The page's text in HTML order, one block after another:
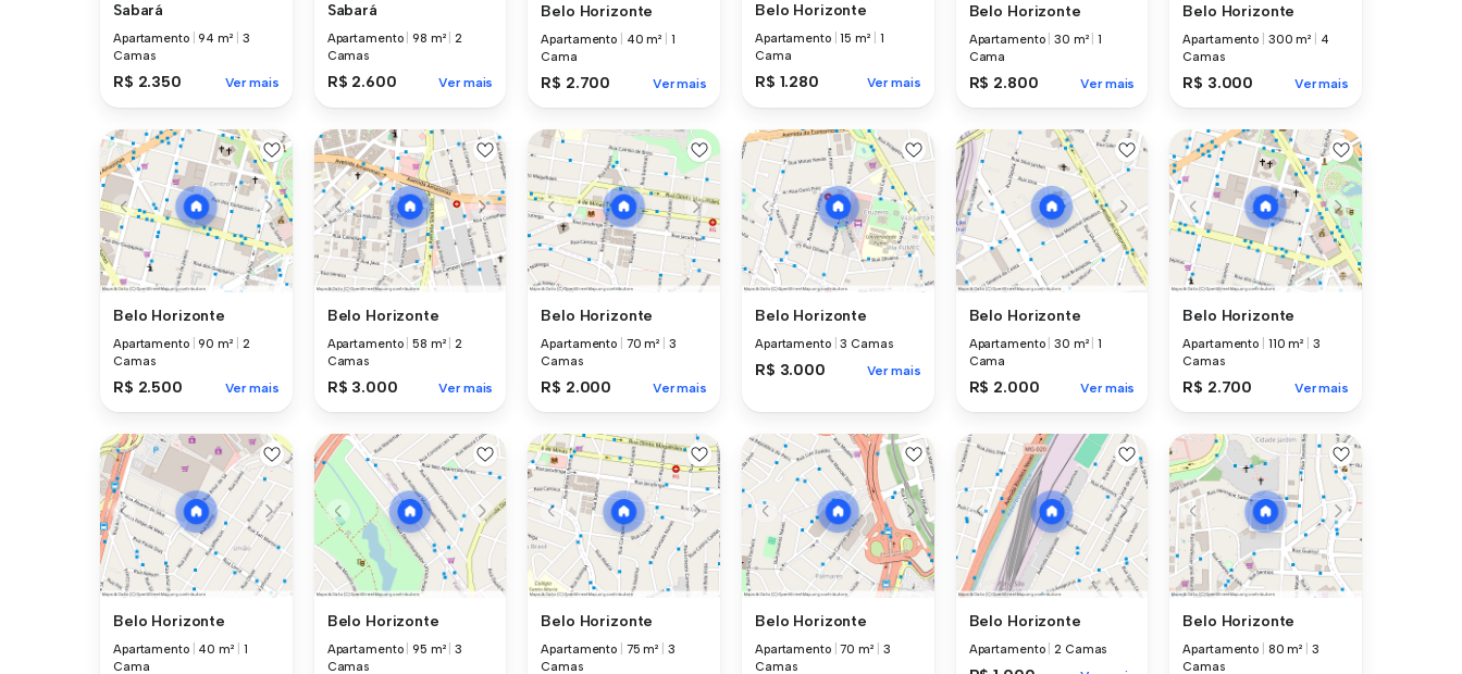
Sabará
Apartamento |94 m²
3
Camas
R$ 2.350 Ver mais
Sabará
Apartamento |98 m² |2
Camas
R$ 2.600 Ver mais
Belo Horizonte
Apartamento 40 m²
1
Cama
R$ 2.700 Ver mais
Belo Horizonte
Apartamento |15 m²
1
Cama
R$ 1.280 Ver mais
Belo Horizonte
Apartamento |30 m² |1
Cama
R$ 2.800 Ver mais
Belo Horizonte
Apartamento 300 m²
4
Camas
R$ 3.000 Ver mais
Belo Horizonte
Apartamento |90 m²
2
Camas
R$ 2.500 Ver mais
Belo Horizonte
Apartamento |58 m² |2
Camas
R$ 3.000 Ver mais
Belo Horizonte
Apartamento 70 m²
3
Camas
R$ 2.000 Ver mais
Belo Horizonte
Apartamento |3 Camas
R$ 3.000 Ver mais
Belo Horizonte
Apartamento |30 m² |1
Cama
R$ 2.000 Ver mais
Belo Horizonte
Apartamento 110 m²
3
Camas
R$ 2.700 Ver mais
Belo Horizonte
Apartamento 40 m²
1
Cama
Belo Horizonte
Apartamento |95 m² |3
Camas
Belo Horizonte
Apartamento 75 m²
3
Camas
Belo Horizonte
Apartamento |70 m²
3
Camas
Belo Horizonte
Apartamento |2 Camas
Belo Horizonte
Apartamento 80 m²
3
Camas